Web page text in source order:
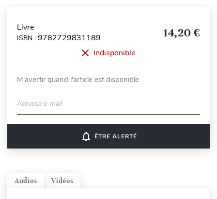
Livre
ISBN : 9782729831189 14,20 €
Indisponible
M'avertir quand l'article est disponible
Adresse e-mail
notifications_none ÊTRE ALERTÉ
Vidéos
Audios